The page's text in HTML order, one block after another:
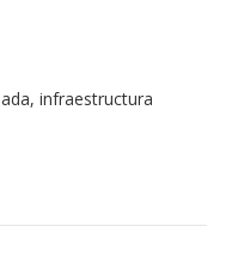
infraestructura